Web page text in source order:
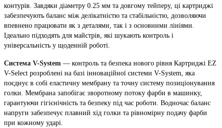
контурів. Завдяки діаметру 0.25 мм та довгому тейперу, ці картриджі
забезпечують баланс між делікатністю та стабільністю, дозволяючи
впевнено працювати як з деталями, так і з основними лініями.
Ідеально підходять для майстрів, які шукають контроль і
універсальність у щоденній роботі.
Система V-System — контроль та безпека нового рівня Картриджі EZ
V-Select розроблені на базі інноваційної системи V-System, яка
поєднує в собі еластичну мембрану та точну систему позиціонування
голки. Мембрана запобігає зворотному потоку фарби в машинку,
гарантуючи гігієнічність та безпеку під час роботи. Водночас баланс
напруги забезпечує плавний хід голки та рівномірну подачу фарби
при кожному ударі.